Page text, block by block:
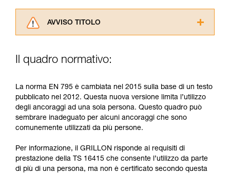
AVVISO TITOLO
consultarlo. Dovete aver compreso le
capire queste ulteriori informazioni.
La padronanza di queste tecniche richiede una
formazione ed un addestramento specifico.
Verificate con un professionista la vostra
capacità di rifare la manovra, da soli, in piena
sicurezza, prima di riprodurla autonomamente.
Forniamo esempi di tecniche relative alla vostra
attività. Ne possono esistere altre che non
vengono qui descritte.
Il quadro normativo:
La norma EN 795 è cambiata nel 2015 sulla base di un testo
pubblicato nel 2012. Questa nuova versione limita l’utilizzo
degli ancoraggi ad una sola persona. Questo quadro può
sembrare inadeguato per alcuni ancoraggi che sono
comunemente utilizzati da più persone.
Per informazione, il GRILLON risponde ai requisiti di
prestazione della TS 16415 che consente l’utilizzo da parte
di più di una persona, ma non è certificato secondo questa